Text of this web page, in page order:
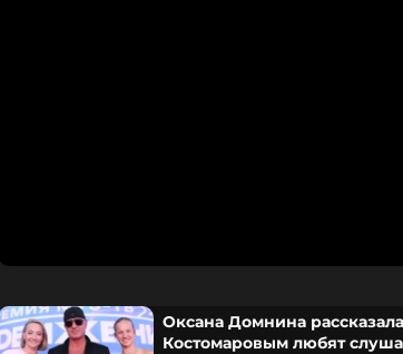
Оксана Домнина
Костомаровым любят